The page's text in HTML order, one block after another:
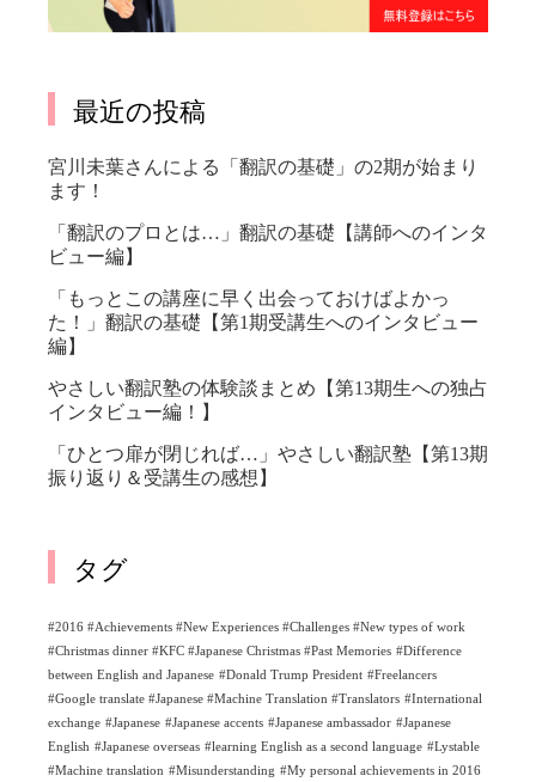
最近の投稿
宮川未葉さんによる「翻訳の基礎」の2期が始まり
ます！
「翻訳のプロとは…」翻訳の基礎【講師へのインタ
ビュー編】
「もっとこの講座に早く出会っておけばよかっ
た！」翻訳の基礎【第1期受講生へのインタビュー
編】
やさしい翻訳塾の体験談まとめ【第13期生への独占
インタビュー編！】
「ひとつ扉が閉じれば…」やさしい翻訳塾【第13期
振り返り＆受講生の感想】
タグ
#2016 #Achievements #New Experiences #Challenges #New types of work
#Christmas dinner #KFC #Japanese Christmas #Past Memories #Difference
between English and Japanese #Donald Trump President #Freelancers
#Google translate #Japanese #Machine Translation #Translators #International
exchange #Japanese #Japanese accents #Japanese ambassador #Japanese
English #Japanese overseas #learning English as a second language #Lystable
#Machine translation #Misunderstanding #My personal achievements in 2016